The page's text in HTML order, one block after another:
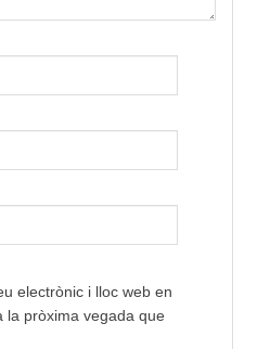
electrònic i lloc web en
la pròxima vegada que